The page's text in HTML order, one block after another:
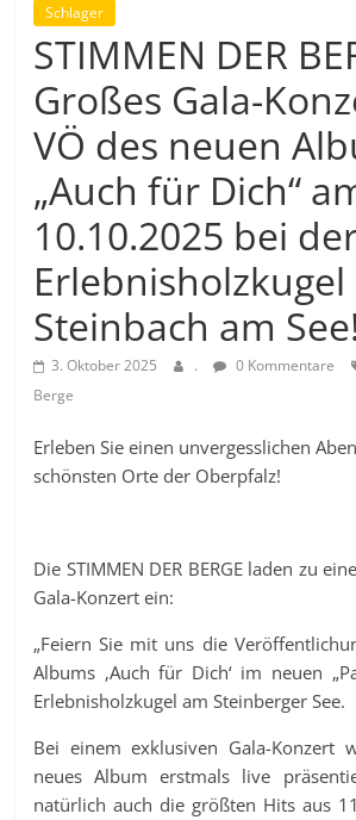
Schlager
STIMMEN DER
Großes Gala-
VÖ des neuen
„Auch für Dich“
10.10.2025 bei
Erlebnisholzkugel
Steinbach am See!
3. Oktober 2025 . 0 Kommentare
Berge
Erleben Sie einen unvergesslichen
schönsten Orte der Oberpfalz!
Die STIMMEN DER BERGE laden zu
Gala-Konzert ein:
„Feiern Sie mit uns die
Albums ‚Auch für Dich‘ im neuen
Erlebnisholzkugel am Steinberger See.
Bei einem exklusiven Gala-Konzert
neues Album erstmals live
natürlich auch die größten Hits aus